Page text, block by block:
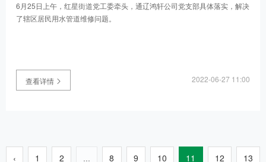
6月25日上午，红星街道党工委牵头，通辽鸿轩公司党支部具体落实，解决
了辖区居民用水管道维修问题。
查看详情 2022-06-27 11:00
‹ 1 2 ... 8 9 10 11 12
13